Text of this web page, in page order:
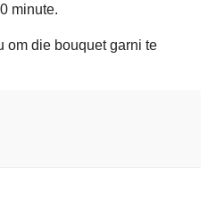
minute.
om die bouquet garni te